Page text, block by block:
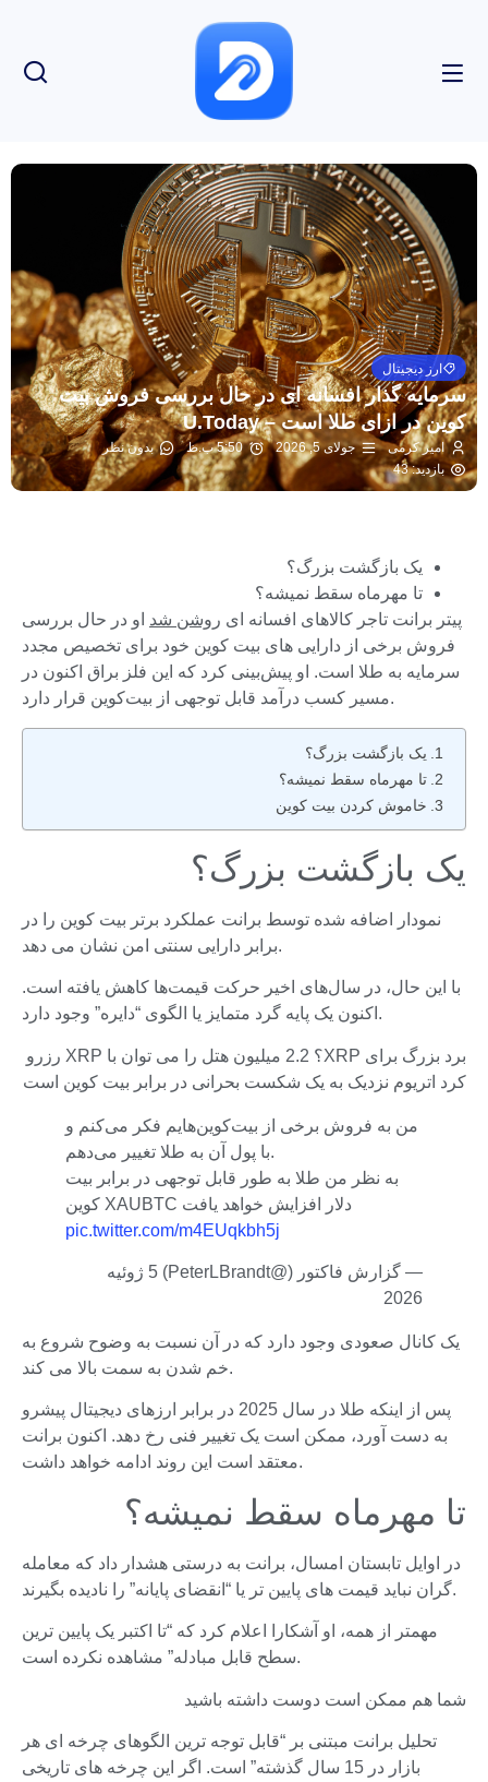
ارز دیجیتال
سرمایه گذار افسانه ای در حال بررسی فروش بیت
کوین در ازای طلا است – U.Today
امیر کرمی جولای 5, 2026 5:50 ب.ظ
بدون نظر
بازدید: 43
یک بازگشت بزرگ؟
تا مهرماه سقط نمیشه؟
پیتر برانت تاجر کالاهای افسانه ای روشن شد او در حال بررسی
فروش برخی از دارایی های بیت کوین خود برای تخصیص مجدد
سرمایه به طلا است. او پیش‌بینی کرد که این فلز براق اکنون در
مسیر کسب درآمد قابل توجهی از بیت‌کوین قرار دارد.
یک بازگشت بزرگ؟
تا مهرماه سقط نمیشه؟
خاموش کردن بیت کوین
یک بازگشت بزرگ؟
نمودار اضافه شده توسط برانت عملکرد برتر بیت کوین را در
برابر دارایی سنتی امن نشان می دهد.
با این حال، در سال‌های اخیر حرکت قیمت‌ها کاهش یافته است.
اکنون یک پایه گرد متمایز یا الگوی “دایره” وجود دارد.
برد بزرگ برای XRP؟ 2.2 میلیون هتل را می توان با XRP رزرو
کرد اتریوم نزدیک به یک شکست بحرانی در برابر بیت کوین است
من به فروش برخی از بیت‌کوین‌هایم فکر می‌کنم و
با پول آن به طلا تغییر می‌دهم.
به نظر من طلا به طور قابل توجهی در برابر بیت
کوین XAUBTC دلار افزایش خواهد یافت
pic.twitter.com/m4EUqkbh5j
— گزارش فاکتور (@PeterLBrandt) 5 ژوئیه
2026
یک کانال صعودی وجود دارد که در آن نسبت به وضوح شروع به
خم شدن به سمت بالا می کند.
پس از اینکه طلا در سال 2025 در برابر ارزهای دیجیتال پیشرو
به دست آورد، ممکن است یک تغییر فنی رخ دهد. اکنون برانت
معتقد است این روند ادامه خواهد داشت.
تا مهرماه سقط نمیشه؟
در اوایل تابستان امسال، برانت به درستی هشدار داد که معامله
گران نباید قیمت های پایین تر یا “انقضای پایانه” را نادیده بگیرند.
مهمتر از همه، او آشکارا اعلام کرد که “تا اکتبر یک پایین ترین
سطح قابل مبادله” مشاهده نکرده است.
شما هم ممکن است دوست داشته باشید
تحلیل برانت مبتنی بر “قابل توجه ترین الگوهای چرخه ای هر
بازار در 15 سال گذشته” است. اگر این چرخه های تاریخی